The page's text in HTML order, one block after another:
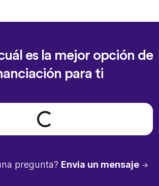
es la mejor opción de
para ti
Loading form...
pregunta? Envia un mensaje